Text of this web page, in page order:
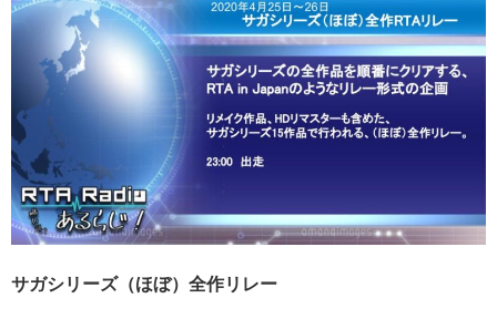
サガシリーズ（ほぼ）全作リレー